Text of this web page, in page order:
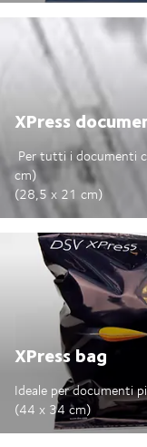
XPress
Per tutti i documenti
cm)
(28,5 x 21 cm)
XPress bag
Ideale per documenti
(44 x 34 cm)